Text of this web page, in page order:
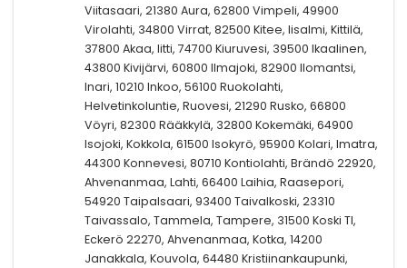
Viitasaari, 21380 Aura, 62800 Vimpeli, 49900
Virolahti, 34800 Virrat, 82500 Kitee, Iisalmi, Kittilä,
37800 Akaa, Iitti, 74700 Kiuruvesi, 39500 Ikaalinen,
43800 Kivijärvi, 60800 Ilmajoki, 82900 Ilomantsi,
Inari, 10210 Inkoo, 56100 Ruokolahti,
Helvetinkoluntie, Ruovesi, 21290 Rusko, 66800
Vöyri, 82300 Rääkkylä, 32800 Kokemäki, 64900
Isojoki, Kokkola, 61500 Isokyrö, 95900 Kolari, Imatra,
44300 Konnevesi, 80710 Kontiolahti, Brändö 22920,
Ahvenanmaa, Lahti, 66400 Laihia, Raasepori,
54920 Taipalsaari, 93400 Taivalkoski, 23310
Taivassalo, Tammela, Tampere, 31500 Koski Tl,
Eckerö 22270, Ahvenanmaa, Kotka, 14200
Janakkala, Kouvola, 64480 Kristiinankaupunki,